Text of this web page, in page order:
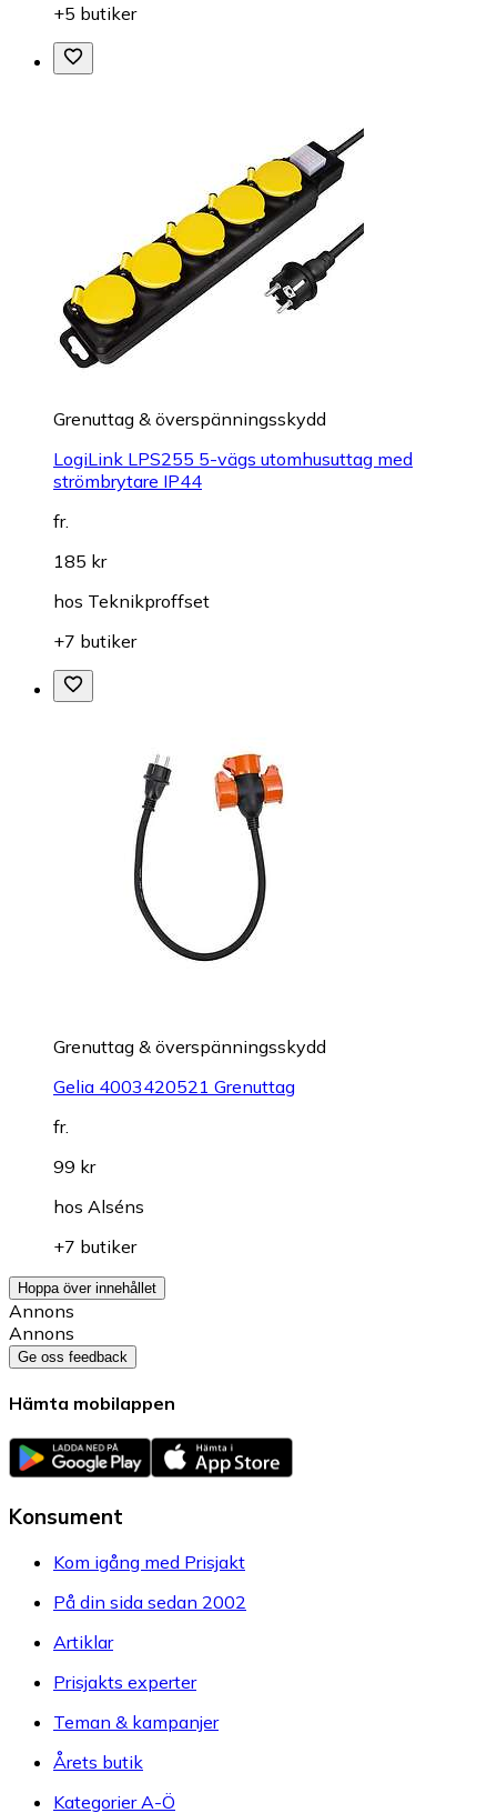
+5 butiker
Grenuttag & överspänningsskydd
LogiLink LPS255 5-vägs utomhusuttag med
strömbrytare IP44
fr.
185 kr
hos Teknikproffset
+7 butiker
Grenuttag & överspänningsskydd
Gelia 4003420521 Grenuttag
fr.
99 kr
hos Alséns
+7 butiker
Hoppa över innehållet
Annons
Annons
Ge oss feedback
Hämta mobilappen
Konsument
Kom igång med Prisjakt
På din sida sedan 2002
Artiklar
Prisjakts experter
Teman & kampanjer
Årets butik
Kategorier A-Ö